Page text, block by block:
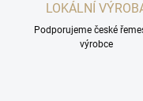
LOKÁLNÍ
Podporujeme české
výrobce